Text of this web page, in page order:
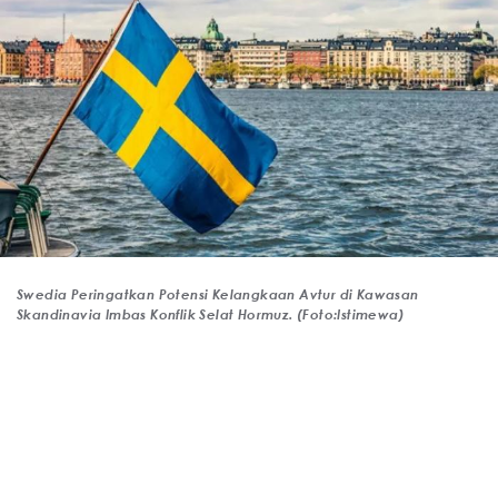
Swedia Peringatkan Potensi Kelangkaan Avtur di Kawasan
Skandinavia Imbas Konflik Selat Hormuz. (Foto:Istimewa)